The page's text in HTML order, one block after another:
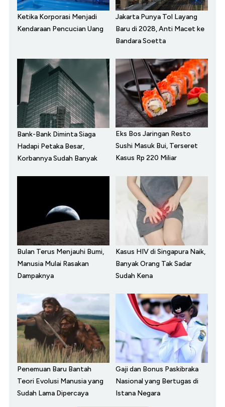
Ketika Korporasi Menjadi
Kendaraan Pencucian Uang
Jakarta Punya Tol Layang
Baru di 2028, Anti Macet ke
Bandara Soetta
Bank-Bank Diminta Siaga
Hadapi Petaka Besar,
Korbannya Sudah Banyak
Eks Bos Jaringan Resto
Sushi Masuk Bui, Terseret
Kasus Rp 220 Miliar
Bulan Terus Menjauhi Bumi,
Manusia Mulai Rasakan
Dampaknya
Kasus HIV di Singapura Naik,
Banyak Orang Tak Sadar
Sudah Kena
Penemuan Baru Bantah
Teori Evolusi Manusia yang
Sudah Lama Dipercaya
Gaji dan Bonus Paskibraka
Nasional yang Bertugas di
Istana Negara